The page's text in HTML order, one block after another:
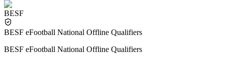
BESF
BESF eFootball National Offline Qualifiers
BESF eFootball National Offline Qualifiers